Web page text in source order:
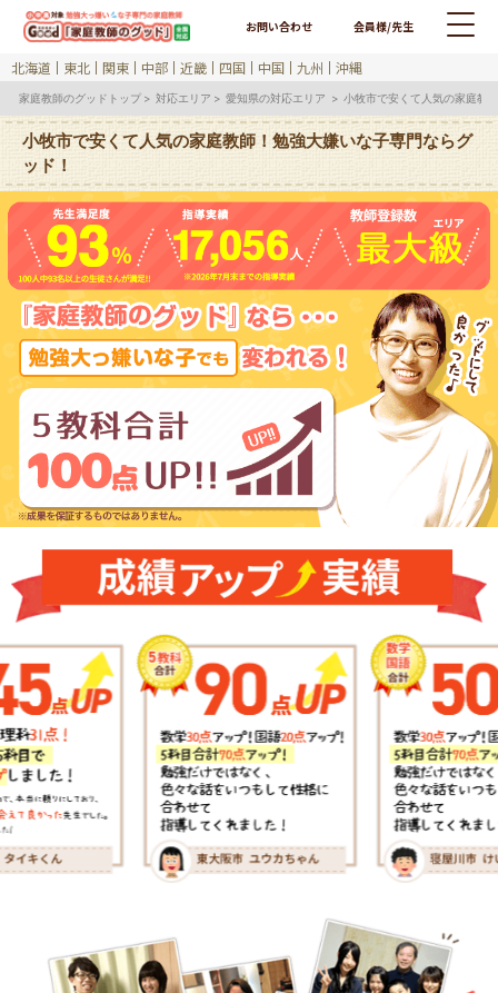
お問い合わせ 会員様/先生
北海道 東北 関東 中部 近畿 四国 中国 九州 沖縄
家庭教師のグッドトップ 対応エリア 愛知県の対応エリア 小牧市で安くて人気の家庭教
小牧市で安くて人気の家庭教師！勉強大嫌いな子専門ならグ
ッド！